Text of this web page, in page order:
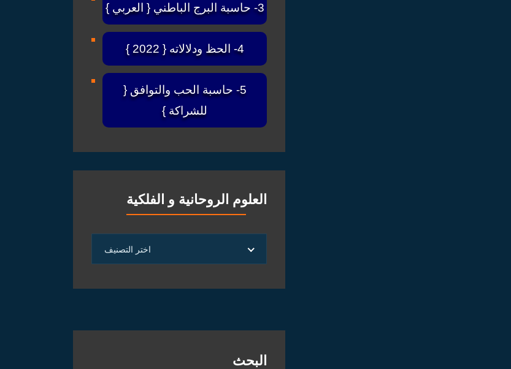
3- حاسبة البرج الباطني { العربي }
4- الحظ ودلالاته { 2022 }
5- حاسبة الحب والتوافق {
للشراكة }
العلوم الروحانية و الفلكية
الروحانية
الفلكية
اختر التصنيف
البحث